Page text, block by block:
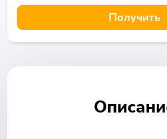
Получить